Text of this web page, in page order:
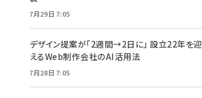
7月29日 7:05
デザイン提案が「2週間→2日に」 設立22年を迎
えるWeb制作会社のAI活用法
7月28日 7:05